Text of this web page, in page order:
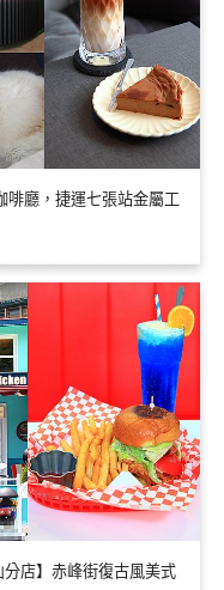
啡廳，捷運七張站金屬工
分店】赤峰街復古風美式